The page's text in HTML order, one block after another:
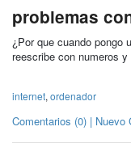
problemas
¿Por que cuando pongo
reescribe con numeros
internet, ordenador
Comentarios (0) | Nuevo